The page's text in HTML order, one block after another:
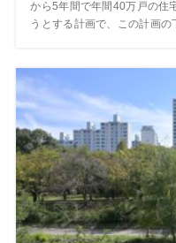
から5年間で年間40万戸の住
うとする計画で、この計画の